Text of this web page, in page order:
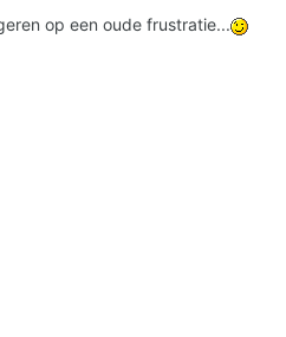
op een oude frustratie...